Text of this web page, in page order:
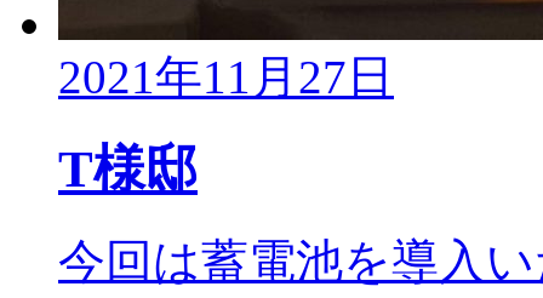
2021年11月27日
T様邸
今回は蓄電池を導入